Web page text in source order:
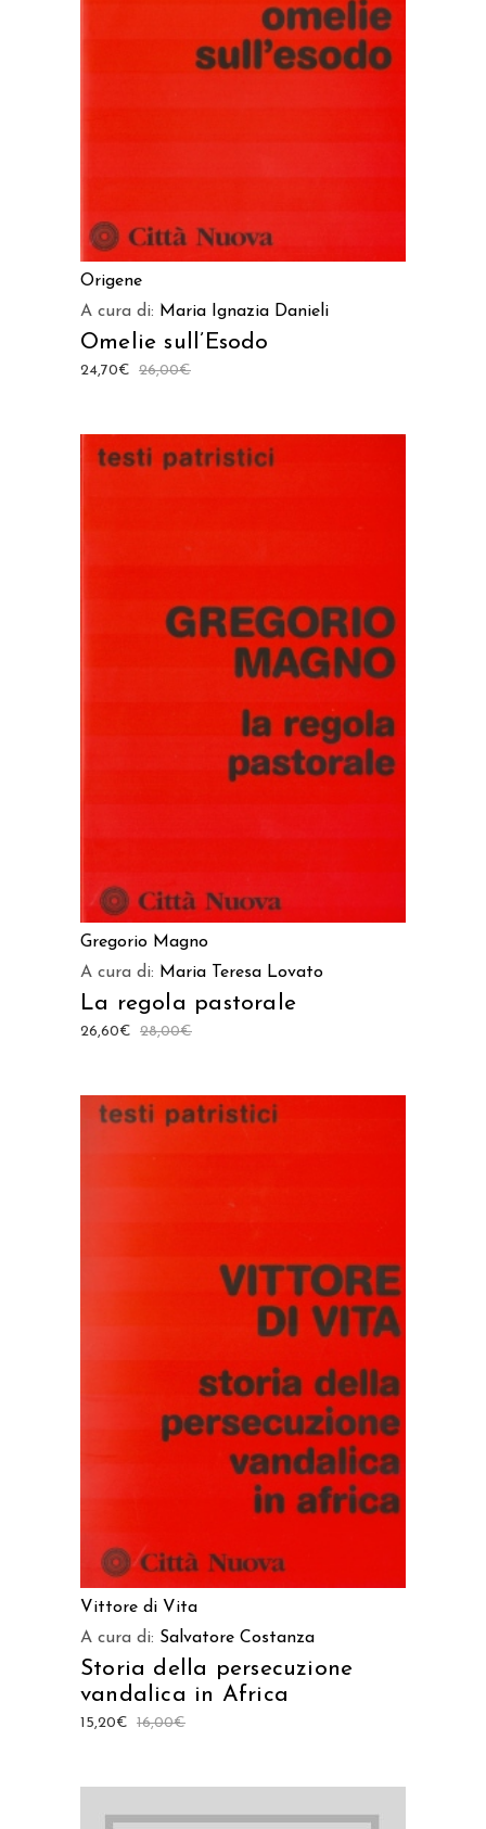
AGGIUNGI AL CARRELLO
Origene
A cura di: Maria Ignazia Danieli
Omelie sull’Esodo
26,00€
24,70€
AGGIUNGI AL CARRELLO
Gregorio Magno
A cura di: Maria Teresa Lovato
La regola pastorale
28,00€
26,60€
AGGIUNGI AL CARRELLO
Vittore di Vita
A cura di: Salvatore Costanza
Storia della persecuzione
vandalica in Africa
16,00€
15,20€